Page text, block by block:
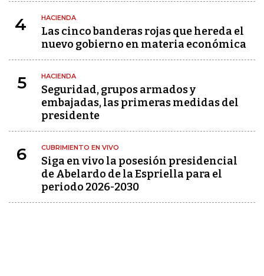
4 HACIENDA
Las cinco banderas rojas que hereda el
nuevo gobierno en materia económica
5 HACIENDA
Seguridad, grupos armados y
embajadas, las primeras medidas del
presidente
6 CUBRIMIENTO EN VIVO
Siga en vivo la posesión presidencial
de Abelardo de la Espriella para el
periodo 2026-2030